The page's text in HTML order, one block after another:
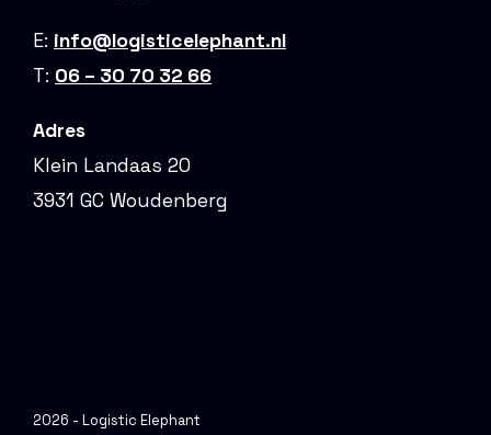
E: info@logisticelephant.nl
T: 06 – 30 70 32 66
Adres
Klein Landaas 20
3931 GC Woudenberg
2026 - Logistic Elephant